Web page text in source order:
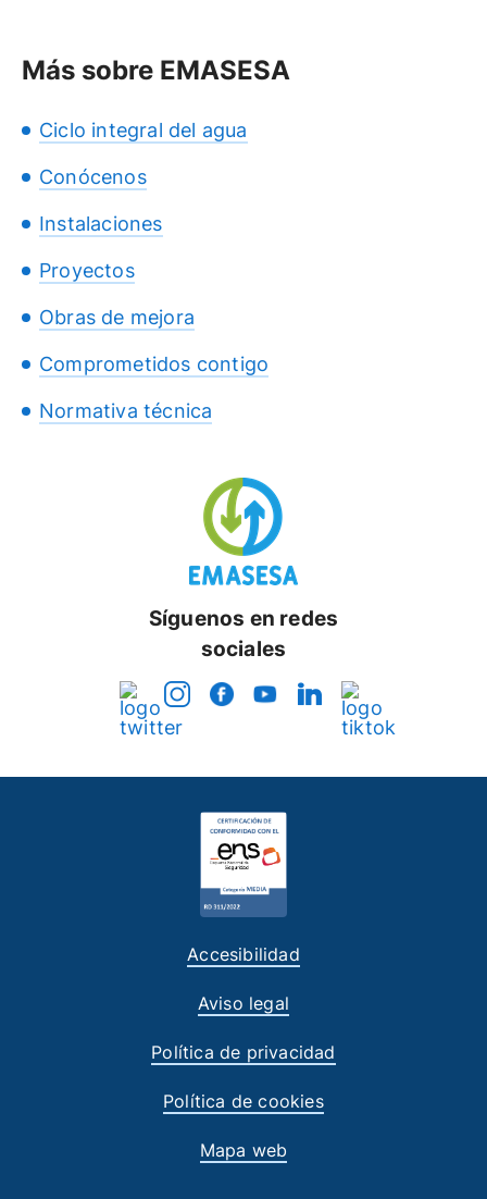
Más sobre EMASESA
Ciclo integral del agua
Conócenos
Instalaciones
Proyectos
Obras de mejora
Comprometidos contigo
Normativa técnica
Síguenos en redes
sociales
Accesibilidad
Aviso legal
Política de privacidad
Política de cookies
Mapa web